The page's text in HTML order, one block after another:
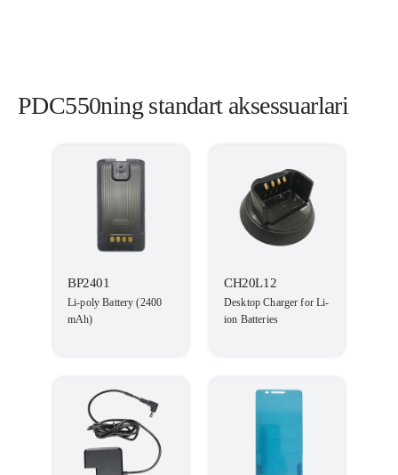
PDC550ning standart aksessuarlari
BP2401
Li-poly Battery (2400
mAh)
CH20L12
Desktop Charger for Li-
ion Batteries